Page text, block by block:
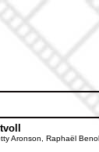
Aronson, Raphaël